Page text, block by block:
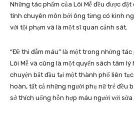
Những tác phẩm của Lôi Mễ đều được
tính chuyên môn bởi ông từng có kinh
với tội phạm và là một sĩ quan cảnh sát.
“Đề thi đẫm máu” là một trong những
Lôi Mễ và cũng là một quyển sách tâm lý
chuyện bắt đầu tại một thành phố liên
hoàn, tất cả những người phụ nữ trẻ đều
sở thích uống hỗn hợp máu người với sữa